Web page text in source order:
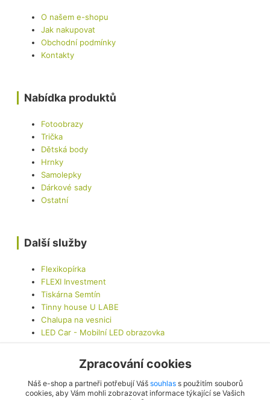
O našem e-shopu
Jak nakupovat
Obchodní podmínky
Kontakty
Nabídka produktů
Fotoobrazy
Trička
Dětská body
Hrnky
Samolepky
Dárkové sady
Ostatní
Další služby
Flexikopírka
FLEXI Investment
Tiskárna Semtín
Tinny house U LABE
Chalupa na vesnici
LED Car - Mobilní LED obrazovka
Zpracování cookies
Náš e-shop a partneři potřebují Váš souhlass použitím souborů
cookies, aby Vám mohli zobrazovat informace týkající se Vašich